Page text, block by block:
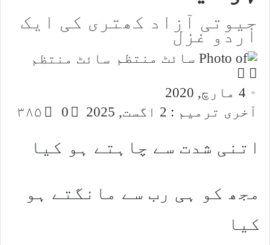
جیوتی آزاد کھتری کی ایک
اردو غزل
سائٹ منتظم
Follow
on
X
email
4 مارچ, 2020
آخری ترمیم : 2 اگست, 2025
0 ۳۸۵
اتنی شدت سے چاہتے ہو کیا
مجھ کو ہی رب سے مانگتے ہو
کیا